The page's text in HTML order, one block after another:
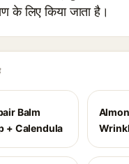
के लिए किया जाता है।
Balm
+ Calendula